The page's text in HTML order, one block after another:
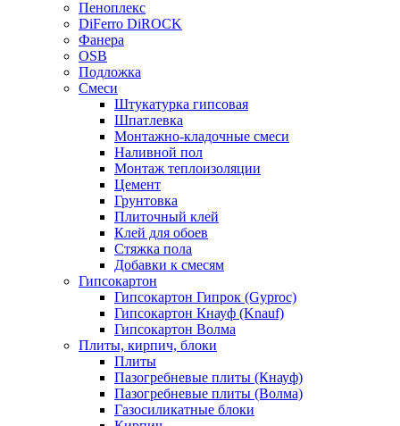
Пеноплекс
DiFerro DiROCK
Фанера
OSB
Подложка
Смеси
Штукатурка гипсовая
Шпатлевка
Монтажно-кладочные смеси
Наливной пол
Монтаж теплоизоляции
Цемент
Грунтовка
Плиточный клей
Клей для обоев
Стяжка пола
Добавки к смесям
Гипсокартон
Гипсокартон Гипрок (Gyproc)
Гипсокартон Кнауф (Knauf)
Гипсокартон Волма
Плиты, кирпич, блоки
Плиты
Пазогребневые плиты (Кнауф)
Пазогребневые плиты (Волма)
Газосиликатные блоки